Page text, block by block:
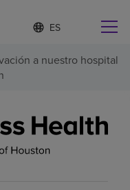
Lista
de
contraída
d
o
e
c
a nuestro hospital